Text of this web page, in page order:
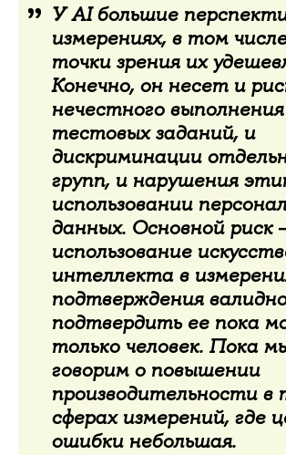
У AI большие
измерениях, в том
точки зрения их
Конечно, он несет и
нечестного выполнения
тестовых заданий, и
дискриминации
групп, и нарушения
использовании
данных. Основной риск
использование
интеллекта в
подтверждения
подтвердить ее пока
только человек. Пока
говорим о повышении
производительности в
сферах измерений, где
ошибки небольшая.